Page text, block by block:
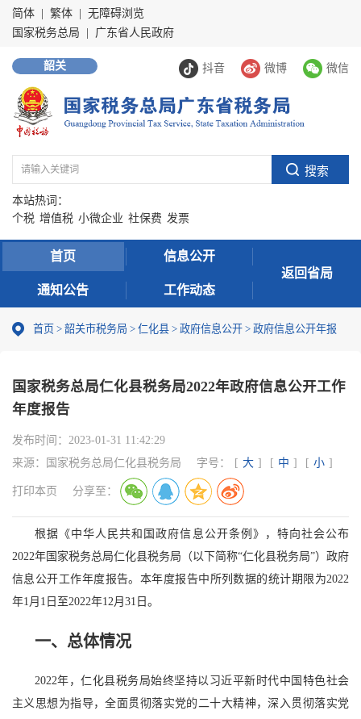
简体 繁体
无障碍浏览
国家税务总局
广东省人民政府
抖音 微博 微信
韶关
本站热词：
个税 增值税 小微企业 社保费 发票
首页 信息公开
通知公告 工作动态
返回省局
首页 > 韶关市税务局 > 仁化县 > 政府信息公开 > 政府信息公开年报
国家税务总局仁化县税务局2022年政府信息公开工作
年度报告
发布时间： 2023-01-31 11:42:29
来源：
国家税务总局仁化县税务局 字号： [ 大 ] [ 中 ] [ 小 ]
打印本页 分享至：
根据《中华人民共和国政府信息公开条例》，特向社会公布
2022年国家税务总局仁化县税务局（以下简称“仁化县税务局”）政府
信息公开工作年度报告。本年度报告中所列数据的统计期限为2022
年1月1日至2022年12月31日。
一、 总体情况
2022年，仁化县税务局始终坚持以习近平新时代中国特色社会
主义思想为指导，全面贯彻落实党的二十大精神，深入贯彻落实党